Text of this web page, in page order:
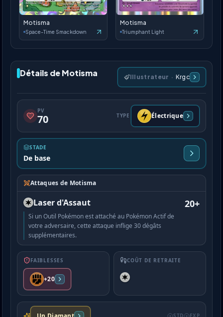
Motisma
Space-Time Smackdown
Motisma
Triumphant Light
Détails de Motisma Illustrateur · Krgc
PV
70 TYPE Électrique
STADE
De base
Attaques de Motisma
Laser d'Assaut
Si un Outil Pokémon est attaché au Pokémon Actif de
votre adversaire, cette attaque inflige 30 dégâts
supplémentaires.
20+
FAIBLESSES
+20
COÛT DE RETRAITE